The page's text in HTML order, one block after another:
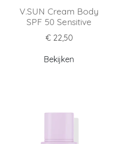
V.SUN Cream Body
SPF 50 Sensitive
€ 22,50
Bekijken